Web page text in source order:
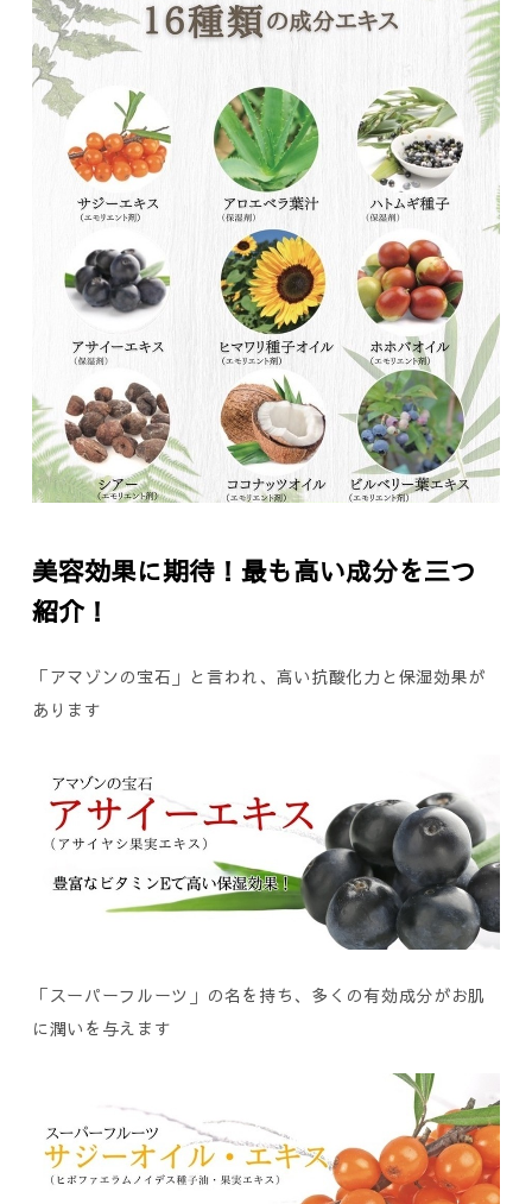
美容効果に期待！最も高い成分を三つ
紹介！
「アマゾンの宝石」と言われ、高い抗酸化力と保湿効果が
あります
「スーパーフルーツ」の名を持ち、多くの有効成分がお肌
に潤いを与えます